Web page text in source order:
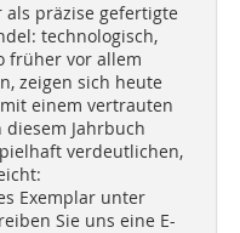
präzise gefertigte
technologisch,
früher vor allem
zeigen sich heute
einem vertrauten
Jahrbuch
verdeutlichen,
Exemplar unter
Sie uns eine E-